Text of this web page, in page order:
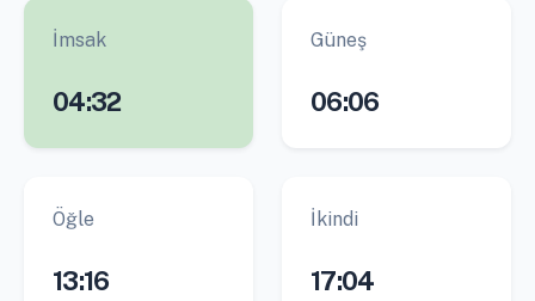
İmsak
04:32
Güneş
06:06
Öğle
13:16
İkindi
17:04